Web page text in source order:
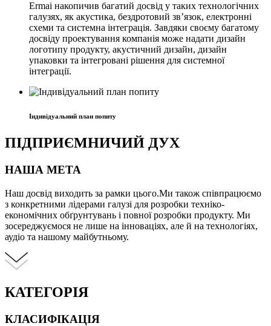
Ermai накопичив багатий досвід у таких технологічних
галузях, як акустика, бездротовий зв’язок, електронні
схеми та системна інтеграція. Завдяки своєму багатому
досвіду проектування компанія може надати дизайн
логотипу продукту, акустичний дизайн, дизайн
упаковки та інтегровані рішення для системної
інтеграції.
Індивідуальний план попиту
ПІДПРИЄМНИЧИЙ ДУХ
НАША МЕТА
Наш досвід виходить за рамки цього.Ми також співпрацюємо
з конкретними лідерами галузі для розробки техніко-
економічних обґрунтувань і повної розробки продукту. Ми
зосереджуємося не лише на інноваціях, але й на технологіях,
аудіо та нашому майбутньому.
КАТЕГОРІЯ
КЛАСИФІКАЦІЯ